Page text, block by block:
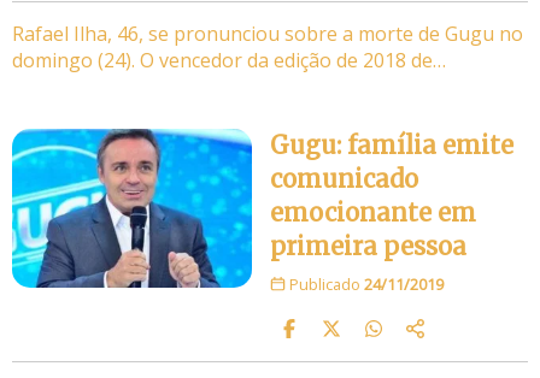
Rafael Ilha, 46, se pronunciou sobre a morte de Gugu no
domingo (24). O vencedor da edição de 2018 de…
Gugu: família emite
comunicado
emocionante em
primeira pessoa
Publicado 24/11/2019